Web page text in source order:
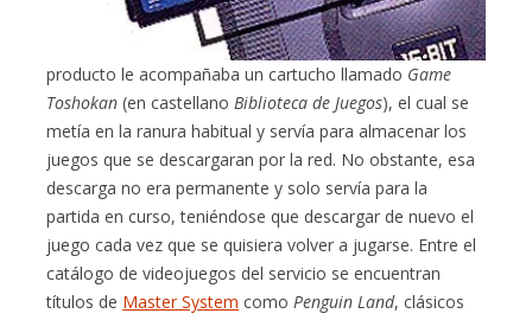
producto le acompañaba un cartucho llamado Game
Toshokan (en castellanoBiblioteca de Juegos), el cual se
metía en la ranura habitual y servía para almacenar los
juegos que se descargaran por la red. No obstante, esa
descarga no era permanente y solo servía para la
partida en curso, teniéndose que descargar de nuevo el
juego cada vez que se quisiera volver a jugarse. Entre el
catálogo de videojuegos del servicio se encuentran
títulos de Master System comoPenguin Land, clásicos